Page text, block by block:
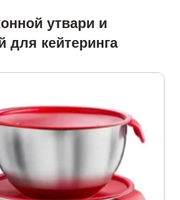
утвари и
для кейтеринга